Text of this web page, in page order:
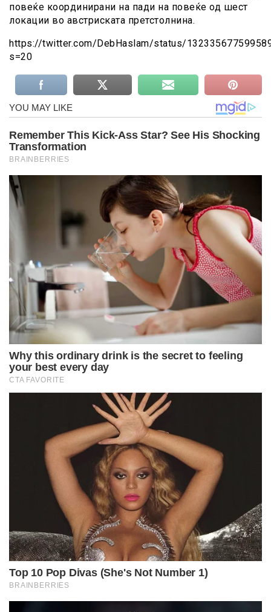
повеќе координирани на пади на повеќе од шест
локации во австриската претстолнина.
https://twitter.com/DebHaslam/status/
s=20